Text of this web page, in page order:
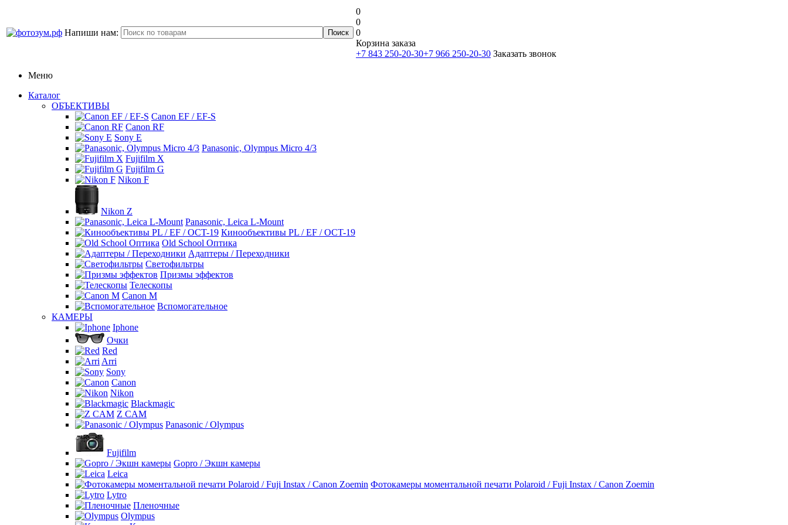
Напиши нам:
0
0
0
Корзина заказа
+7 843 250-20-30+7 966 250-20-30 Заказать звонок
Меню
Каталог
ОБЪЕКТИВЫ
Canon EF / EF-S
Canon RF
Sony E
Panasonic, Olympus Micro 4/3
Fujifilm X
Fujifilm G
Nikon F
Nikon Z
Panasonic, Leica L-Mount
Кинообъективы PL / EF / OCT-19
Old School Оптика
Адаптеры / Переходники
Светофильтры
Призмы эффектов
Телескопы
Canon M
Вспомогательное
КАМЕРЫ
Iphone
Очки
Red
Arri
Sony
Canon
Nikon
Blackmagic
Z CAM
Panasonic / Olympus
Fujifilm
Gopro / Экшн камеры
Leica
Фотокамеры моментальной печати Polaroid / Fuji Instax / Canon Zoemin
Lytro
Пленочные
Olympus